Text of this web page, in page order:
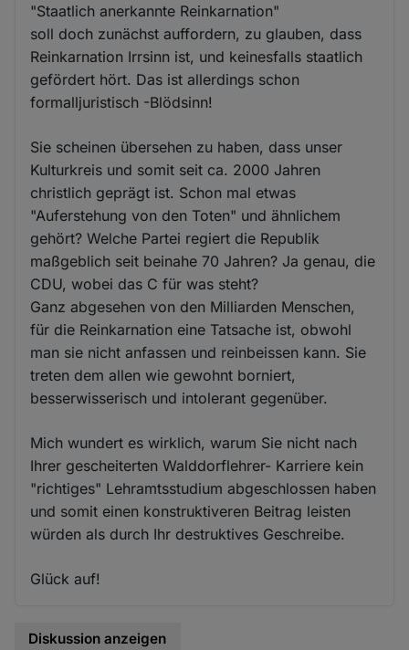
"Staatlich anerkannte Reinkarnation"
soll doch zunächst auffordern, zu glauben, dass
Reinkarnation Irrsinn ist, und keinesfalls staatlich
gefördert hört. Das ist allerdings schon
formalljuristisch -Blödsinn!
Sie scheinen übersehen zu haben, dass unser
Kulturkreis und somit seit ca. 2000 Jahren
christlich geprägt ist. Schon mal etwas
"Auferstehung von den Toten" und ähnlichem
gehört? Welche Partei regiert die Republik
maßgeblich seit beinahe 70 Jahren? Ja genau, die
CDU, wobei das C für was steht?
Ganz abgesehen von den Milliarden Menschen,
für die Reinkarnation eine Tatsache ist, obwohl
man sie nicht anfassen und reinbeissen kann. Sie
treten dem allen wie gewohnt borniert,
besserwisserisch und intolerant gegenüber.
Mich wundert es wirklich, warum Sie nicht nach
Ihrer gescheiterten Walddorflehrer- Karriere kein
"richtiges" Lehramtsstudium abgeschlossen haben
und somit einen konstruktiveren Beitrag leisten
würden als durch Ihr destruktives Geschreibe.
Glück auf!
Diskussion anzeigen